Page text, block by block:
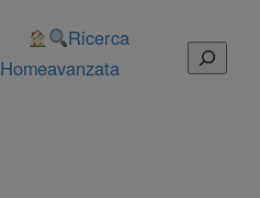
Home
Ricerca
avanzata
Cerca